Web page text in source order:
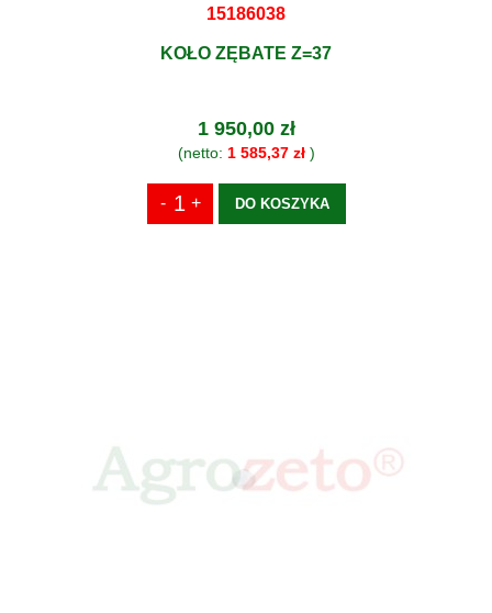
15186038
KOŁO ZĘBATE Z=37
1 950,00 zł
(netto: 1 585,37 zł)
DO KOSZYKA